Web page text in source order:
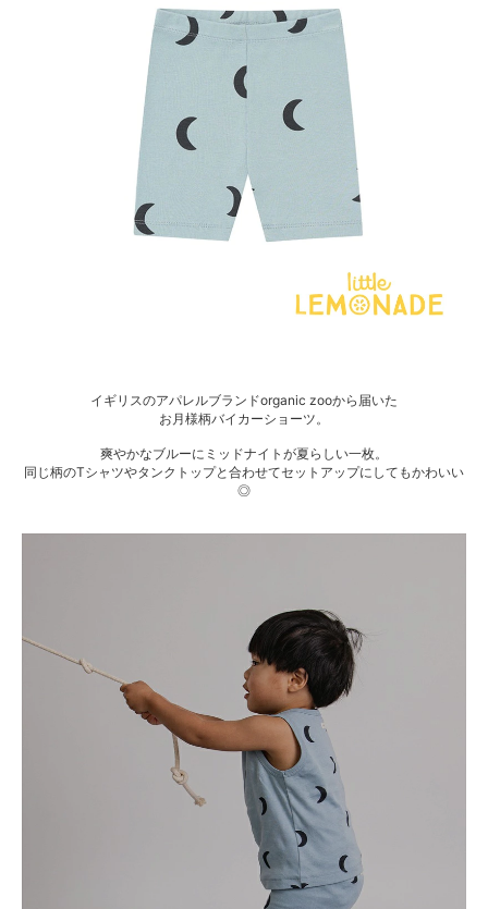
イギリスのアパレルブランドorganic zooから届いた
お月様柄バイカーショーツ。
爽やかなブルーにミッドナイトが夏らしい一枚。
同じ柄のTシャツやタンクトップと合わせてセットアップにしてもかわいい
◎